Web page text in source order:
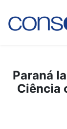
Paraná
Ciência